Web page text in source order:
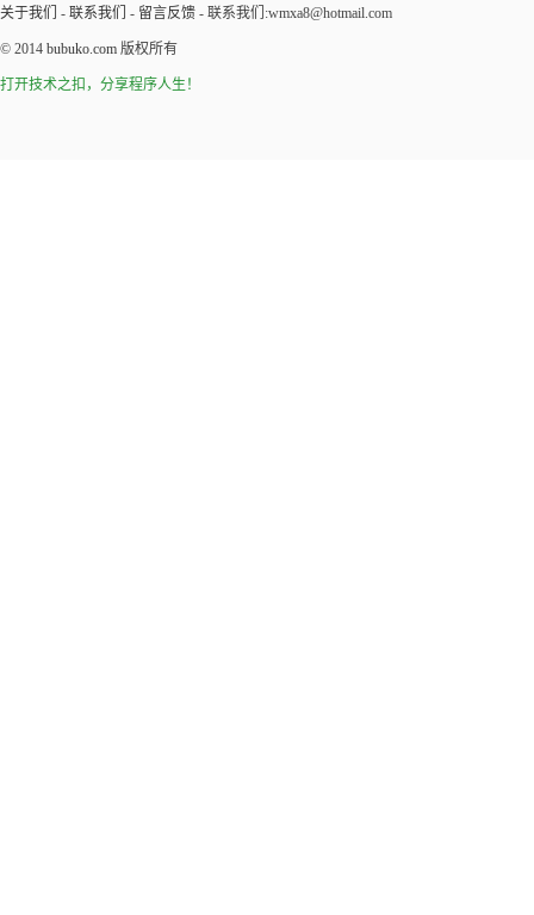
关于我们 - 联系我们 - 留言反馈 - 联系我们:wmxa8@hotmail.com
© 2014 bubuko.com 版权所有
打开技术之扣，分享程序人生！